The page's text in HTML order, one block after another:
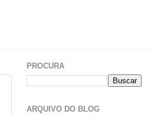
PROCURA
ARQUIVO DO BLOG